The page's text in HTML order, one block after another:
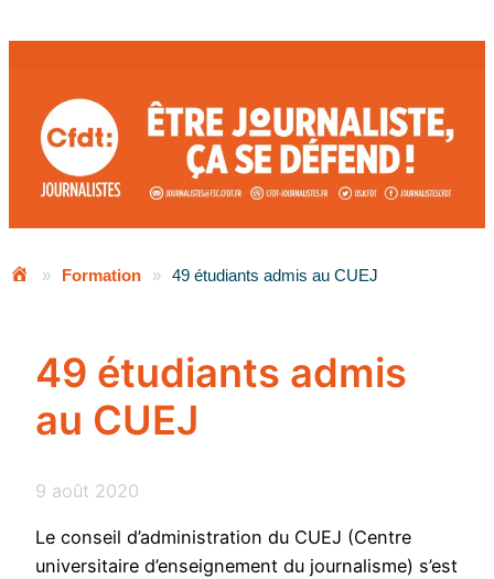
» Formation » 49 étudiants admis au CUEJ
49 étudiants admis
au CUEJ
9 août 2020
Le conseil d’administration du CUEJ (Centre
universitaire d’enseignement du journalisme) s’est